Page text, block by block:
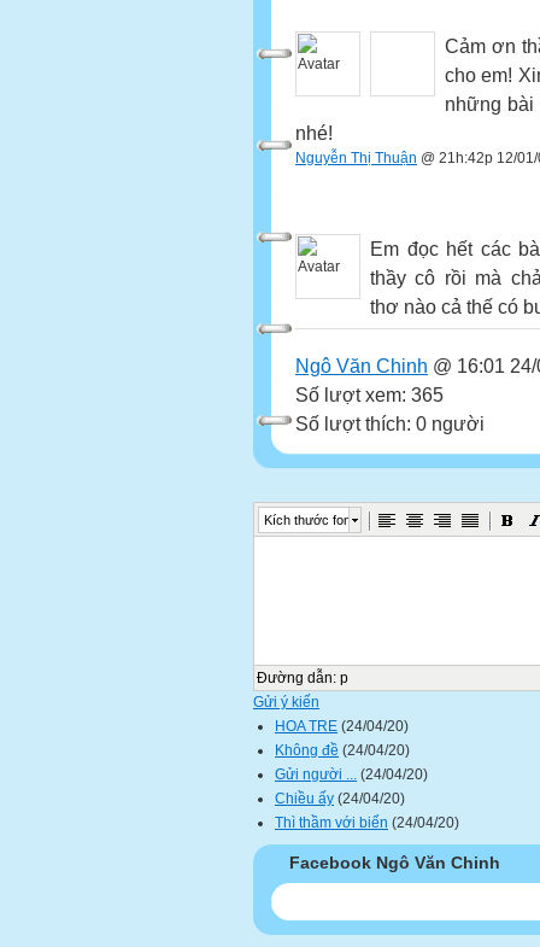
Cảm ơn
cho em!
những bài
nhé!
Nguyễn Thị Thuận @ 21h:42p 12/
Em đọc hết các
thầy cô rồi mà
thơ nào cả thế có
Ngô Văn Chinh @ 16:01
Số lượt xem: 365
Số lượt thích: 0 người
Kích thước font
Đường dẫn: p
Gửi ý kiến
HOA TRE (24/04/20)
Không đề (24/04/20)
Gửi người ...
(24/04/20)
Chiều ấy (24/04/20)
Thì thầm với biển (24/04/20)
Facebook Ngô Văn Chinh